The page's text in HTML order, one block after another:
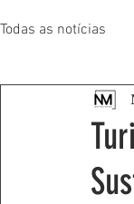
Todas as notícias
Matosinhos
São Mamede